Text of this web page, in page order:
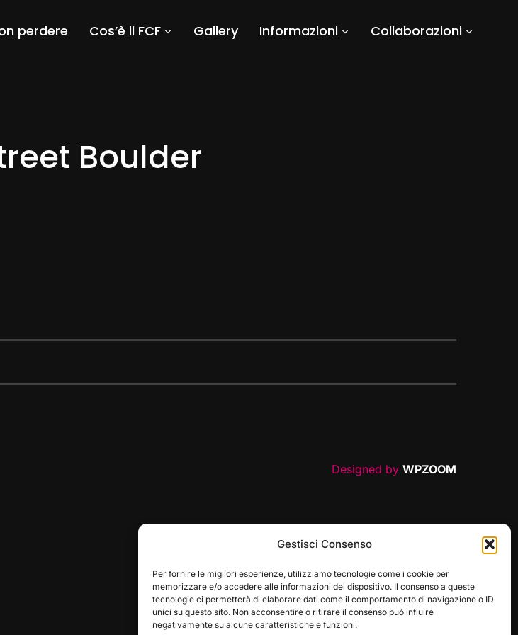
Gestisci Consenso
Per fornire le migliori esperienze, utilizziamo tecnologie come i cookie per
memorizzare e/o accedere alle informazioni del dispositivo. Il consenso a queste
tecnologie ci permetterà di elaborare dati come il comportamento di navigazione o ID
unici su questo sito. Non acconsentire o ritirare il consenso può influire
negativamente su alcune caratteristiche e funzioni.
perdere Cos’è il FCF Gallery Informazioni
Collaborazioni
Boulder
Designed by WPZOOM